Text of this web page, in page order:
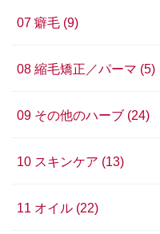
07 癖毛 (9)
08 縮毛矯正／パーマ (5)
09 その他のハーブ (24)
10 スキンケア (13)
11 オイル (22)